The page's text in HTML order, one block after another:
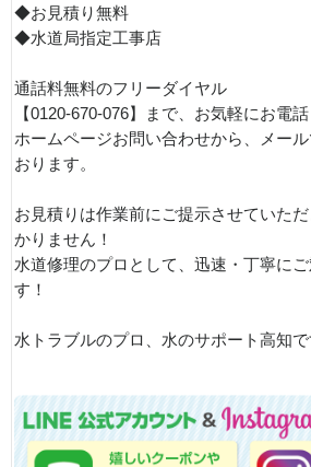
◆お見積り無料
◆水道局指定工事店
通話料無料のフリーダイヤル
【0120-670-076】まで、お気軽にお電話
ホームページお問い合わせから、メー
おります。
お見積りは作業前にご提示させていた
かりません！
水道修理のプロとして、迅速・丁寧に
す！
水トラブルのプロ、水のサポート高知